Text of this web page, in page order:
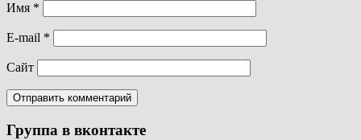
Имя *
E-mail *
Сайт
Группа в вконтакте